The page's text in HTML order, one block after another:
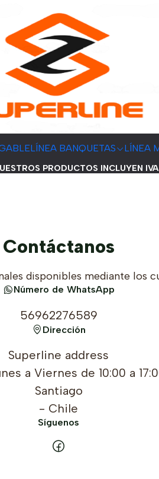
LÍNEA BANQUETAS LÍNEA
PRODUCTOS INCLUYEN
Contáctanos
disponibles mediante los
Número de WhatsApp
56962276589
Dirección
Superline address
a Viernes de 10:00 a
Santiago
- Chile
Síguenos